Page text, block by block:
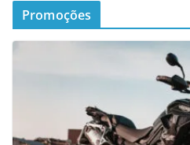
Promoções